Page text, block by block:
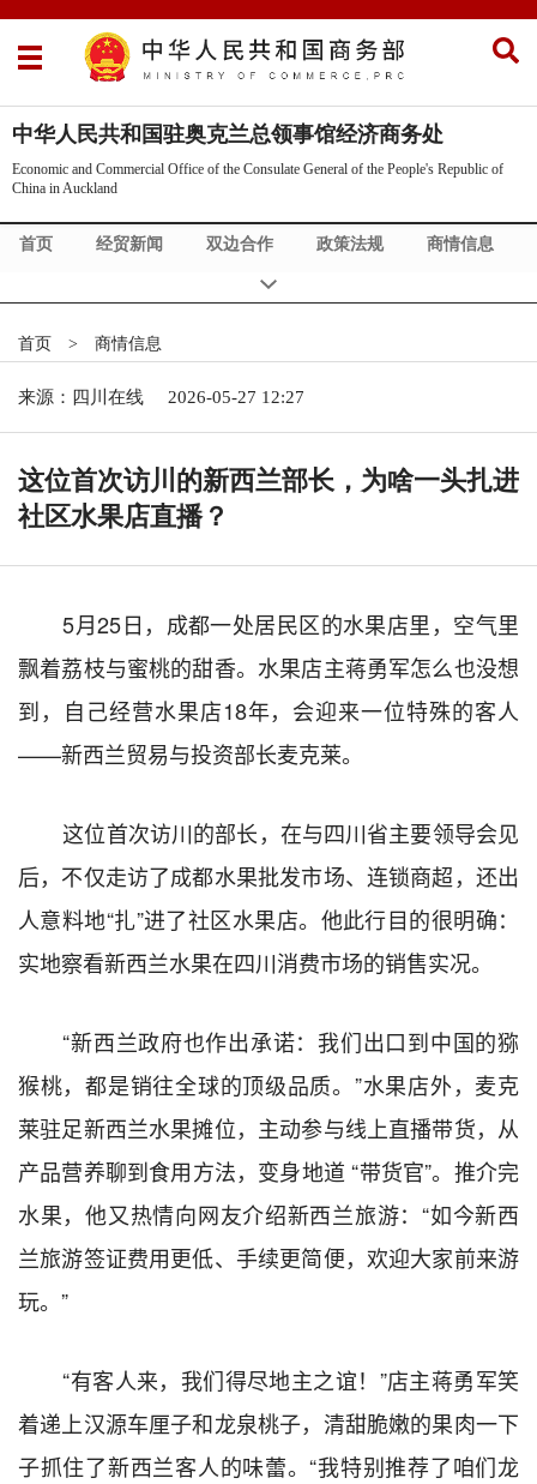
中华人民共和国驻奥克兰总领事馆经济商务处
Economic and Commercial Office of the Consulate General of the People's Republic of
China in Auckland
首页 经贸新闻 双边合作 政策法规 商情信息
Exhibition Info
领区介绍 经贸机构
Bilateral Cooperation China Law
首页 > 商情信息
来源：四川在线 2026-05-27 12:27
这位首次访川的新西兰部长，为啥一头扎进
社区水果店直播？
5月25日，成都一处居民区的水果店里，空气里
飘着荔枝与蜜桃的甜香。水果店主蒋勇军怎么也没想
到，自己经营水果店18年，会迎来一位特殊的客人
——新西兰贸易与投资部长麦克莱。
这位首次访川的部长，在与四川省主要领导会见
后，不仅走访了成都水果批发市场、连锁商超，还出
人意料地“扎”进了社区水果店。他此行目的很明确：
实地察看新西兰水果在四川消费市场的销售实况。
“新西兰政府也作出承诺：我们出口到中国的猕
猴桃，都是销往全球的顶级品质。 ”水果店外，麦克
莱驻足新西兰水果摊位，主动参与线上直播带货，从
产品营养聊到食用方法，变身地道“带货官”。推介完
水果，他又热情向网友介绍新西兰旅游：“如今新西
兰旅游签证费用更低、手续更简便，欢迎大家前来游
玩。 ”
“有客人来，我们得尽地主之谊！ ”店主蒋勇军笑
着递上汉源车厘子和龙泉桃子，清甜脆嫩的果肉一下
子抓住了新西兰客人的味蕾。“我特别推荐了咱们龙